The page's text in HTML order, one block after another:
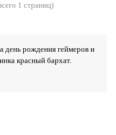
1 страниц)
день рождения геймеров и
красный бархат.